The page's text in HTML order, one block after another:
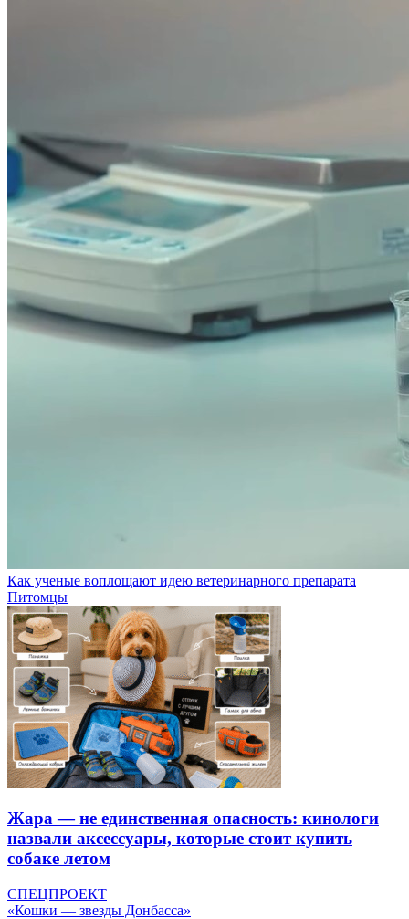
Как ученые воплощают идею ветеринарного препарата
Питомцы
Жара — не единственная опасность: кинологи
назвали аксессуары, которые стоит купить
собаке летом
СПЕЦПРОЕКТ
«Кошки — звезды Донбасса»